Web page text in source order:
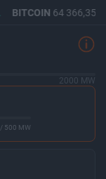
BITCOIN64 366,35
2000 MW
/ 500 MW